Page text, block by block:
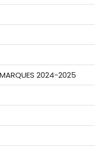
MARQUES 2024-2025